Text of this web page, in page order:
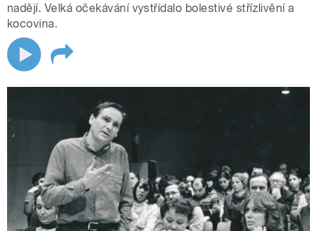
nadějí. Velká očekávání vystřídalo bolestivé střízlivění a
kocovina.